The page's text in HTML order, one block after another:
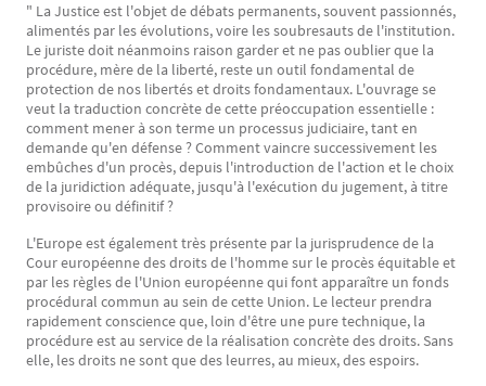
" La Justice est l'objet de débats permanents, souvent passionnés,
alimentés par les évolutions, voire les soubresauts de l'institution.
Le juriste doit néanmoins raison garder et ne pas oublier que la
procédure, mère de la liberté, reste un outil fondamental de
protection de nos libertés et droits fondamentaux. L'ouvrage se
veut la traduction concrète de cette préoccupation essentielle :
comment mener à son terme un processus judiciaire, tant en
demande qu'en défense ? Comment vaincre successivement les
embûches d'un procès, depuis l'introduction de l'action et le choix
de la juridiction adéquate, jusqu'à l'exécution du jugement, à titre
provisoire ou définitif ?
L'Europe est également très présente par la jurisprudence de la
Cour européenne des droits de l'homme sur le procès équitable et
par les règles de l'Union européenne qui font apparaître un fonds
procédural commun au sein de cette Union. Le lecteur prendra
rapidement conscience que, loin d'être une pure technique, la
procédure est au service de la réalisation concrète des droits. Sans
elle, les droits ne sont que des leurres, au mieux, des espoirs.